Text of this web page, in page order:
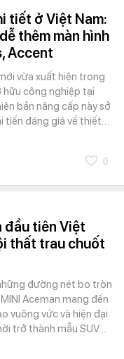
tiết ở Việt Nam:
thêm màn hình
Accent
vừa xuất hiện trong
hữu công nghiệp tại
bản nâng cấp này sở
tiến đáng giá về thiết…
0
đầu tiên Việt
thất trau chuốt
đường nét bo tròn
Aceman mang đến
vuông vức và hiện đại
trở thành mẫu SUV…